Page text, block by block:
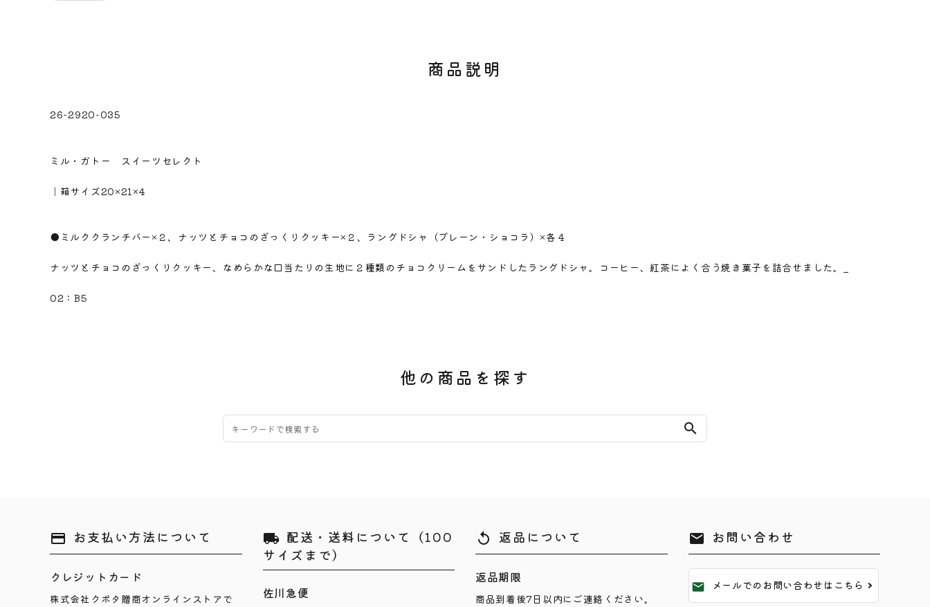
商品説明
26-2920-035
ミル・ガトー スイーツセレクト
｜箱サイズ20×21×4
●ミルククランチバー×２、ナッツとチョコのざっくりクッキー×２、ラングドシャ（プレーン・ショコラ）×各４
ナッツとチョコのざっくりクッキー、なめらかな口当たりの生地に２種類のチョコクリームをサンドしたラングドシャ。コーヒー、紅茶によく合う焼き菓子を詰合せました。_
02：B5
他の商品を探す
search
payment お支払い方法について
クレジットカード
株式会社クボタ贈商オンラインストアで
local_shipping 配送・送料について（100
サイズまで）
佐川急便
replay 返品について
返品期限
商品到着後7日以内にご連絡ください。
mail お問い合わせ
mail メールでのお問い合わせはこちら